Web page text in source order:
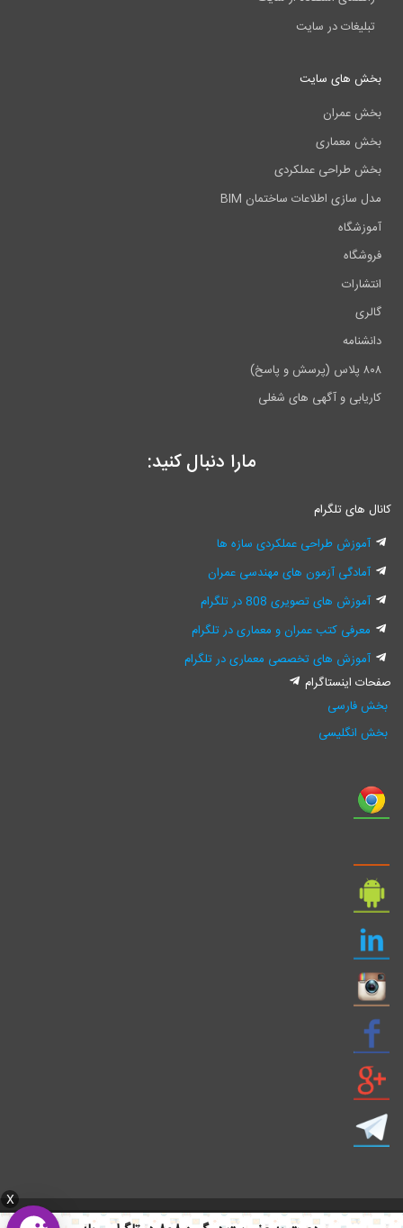
X
تبلیغات در سایت
بخش های سایت
بخش عمران
بخش معماری
بخش طراحی عملکردی
مدل سازی اطلاعات ساختمان BIM
آموزشگاه
فروشگاه
انتشارات
گالری
دانشنامه
۸۰۸ پلاس (پرسش و پاسخ)
کاریابی و آگهی های شغلی
مارا دنبال کنید:
کانال های تلگرام
آموزش طراحی عملکردی سازه ها
آمادگی آزمون های مهندسی عمران
آموزش های تصویری 808 در تلگرام
معرفی کتب عمران و معماری در تلگرام
آموزش های تخصصی معماری در تلگرام
صفحات اینستاگرام
بخش فارسی
بخش انگلیسی
ایمیل: info civil808.com | ایمیل: saze808 gmail.com